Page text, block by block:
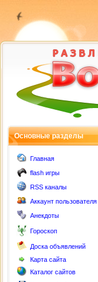
Основные разделы
Главная
flash игры
RSS каналы
Аккаунт пользователя
Анекдоты
Гороскоп
Доска объявлений
Карта сайта
Каталог сайтов